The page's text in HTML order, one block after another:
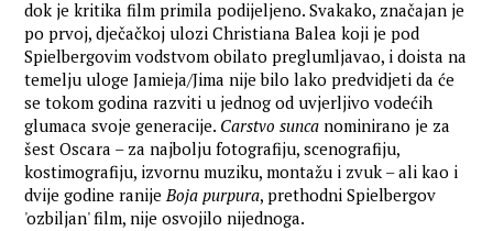
dok je kritika film primila podijeljeno. Svakako, značajan je
po prvoj, dječačkoj ulozi Christiana Balea koji je pod
Spielbergovim vodstvom obilato preglumljavao, i doista na
temelju uloge Jamieja/Jima nije bilo lako predvidjeti da će
se tokom godina razviti u jednog od uvjerljivo vodećih
glumaca svoje generacije. Carstvo sunca nominirano je za
šest Oscara – za najbolju fotografiju, scenografiju,
kostimografiju, izvornu muziku, montažu i zvuk – ali kao i
dvije godine ranijeBoja purpura, prethodni Spielbergov
'ozbiljan' film, nije osvojilo nijednoga.